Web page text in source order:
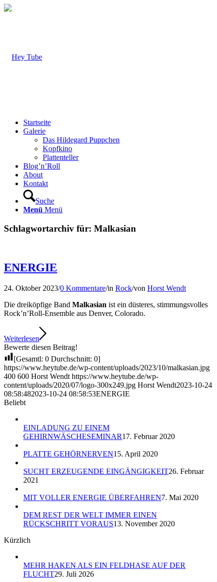
Startseite
Galerie
Das Hildegard Puppchen
Kopfkino
Plattenteller
Blog’n’Roll
About
Kontakt
Suche
Menü Menü
Schlagwortarchiv für: Malkasian
ENERGIE
24. Oktober 2023/0 Kommentare/in Rock/von Horst Wendt
Die dreiköpfige Band Malkasian ist ein düsteres, stimmungsvolles
Rock’n’Roll-Ensemble aus Denver, Colorado.
Weiterlesen
Bewerte diesen Beitrag!
[Gesamtl: 0 Durchschnitt: 0]
https://www.heytube.de/wp-content/uploads/2023/10/malkasian.jpg
400 600 Horst Wendt https://www.heytube.de/wp-
content/uploads/2020/07/logo-300x249.jpg Horst Wendt2023-10-24
08:58:482023-10-24 08:58:53ENERGIE
Beliebt
EINLADUNG ZU EINEM
GEHIRNWÄSCHESEMINAR17. Februar 2020
PLATTE GEHÖRNERVEN15. April 2020
SUCHT ERZEUGENDE EINGÄNGIGKEIT26. Februar
2021
MIT VOLLER ENERGIE ÜBERFAHREN7. Mai 2020
DEM REST DER WELT IMMER EINEN
RÜCKSCHRITT VORAUS13. November 2020
Kürzlich
MEHR HAKEN ALS EIN FELDHASE AUF DER
FLUCHT29. Juli 2026